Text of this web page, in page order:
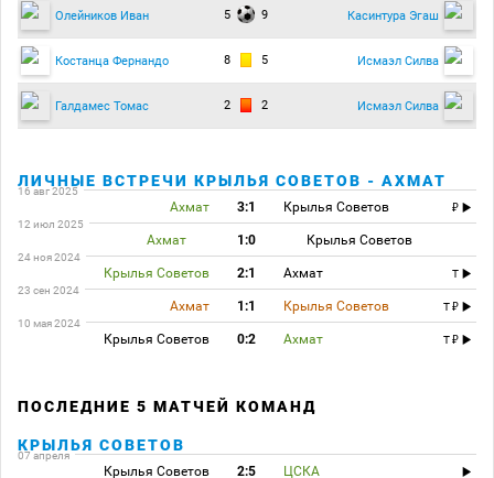
Олейников Иван 5 9 Касинтура Эгаш
Костанца Фернандо 8 5 Исмаэл Силва
Галдамес Томас 2 2 Исмаэл Силва
ЛИЧНЫЕ ВСТРЕЧИ КРЫЛЬЯ СОВЕТОВ - АХМАТ
16 авг 2025
Ахмат 3:1 Крылья Советов
12 июл 2025
Ахмат 1:0 Крылья Советов
24 ноя 2024
Крылья Советов 2:1 Ахмат
T
23 сен 2024
Ахмат 1:1 Крылья Советов
T
10 мая 2024
Крылья Советов 0:2 Ахмат T
ПОСЛЕДНИЕ 5 МАТЧЕЙ КОМАНД
КРЫЛЬЯ СОВЕТОВ
07 апреля
Крылья Советов 2:5 ЦСКА